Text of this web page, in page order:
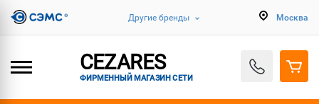
Другие бренды Москва
CEZARES
ФИРМЕННЫЙ МАГАЗИН СЕТИ